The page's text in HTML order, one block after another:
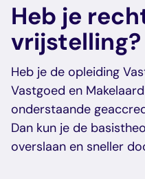
Heb je
vrijstelling?
Heb je de opleiding
Vastgoed en
onderstaande
Dan kun je de
overslaan en sneller